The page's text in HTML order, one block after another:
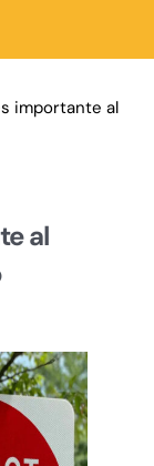
importante al
al